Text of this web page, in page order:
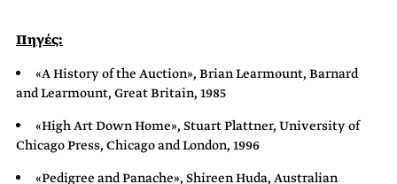
Πηγές:
«A History of the Auction», Brian Learmount, Barnard
and Learmount, Great Britain, 1985
«High Art Down Home», Stuart Plattner, University of
Chicago Press, Chicago and London, 1996
«Pedigree and Panache», Shireen Huda, Australian